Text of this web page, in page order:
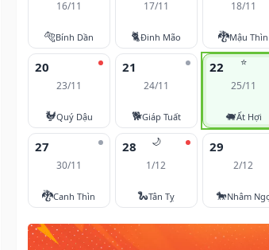
16/11
🐅Bính Dần
17/11
🐈Đinh Mão
18/11
🐉Mậu Thìn
20
23/11
🐓Quý Dậu
21
24/11
🐕Giáp Tuất
⭐
22
25/11
🐖Ất Hợi
27
30/11
🐉Canh Thìn
🌙
28
1/12
🐍Tân Tỵ
29
2/12
🐎Nhâm